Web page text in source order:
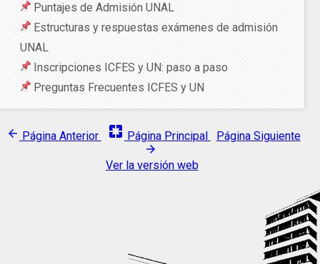
Puntajes de Admisión UNAL
Estructuras y respuestas exámenes de admisión
UNAL
Inscripciones ICFES y UN: paso a paso
Preguntas Frecuentes ICFES y UN
arrow_back Página Anterior pages Página Principal Página Siguiente
arrow_forward
Ver la versión web